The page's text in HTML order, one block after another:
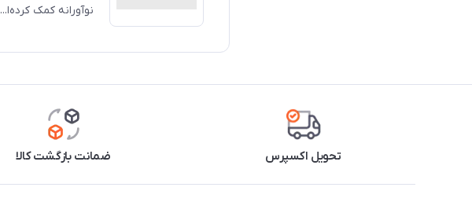
نوآورانه کمک کرده‌ا...
تحویل اکسپرس ضمانت بازگشت کالا